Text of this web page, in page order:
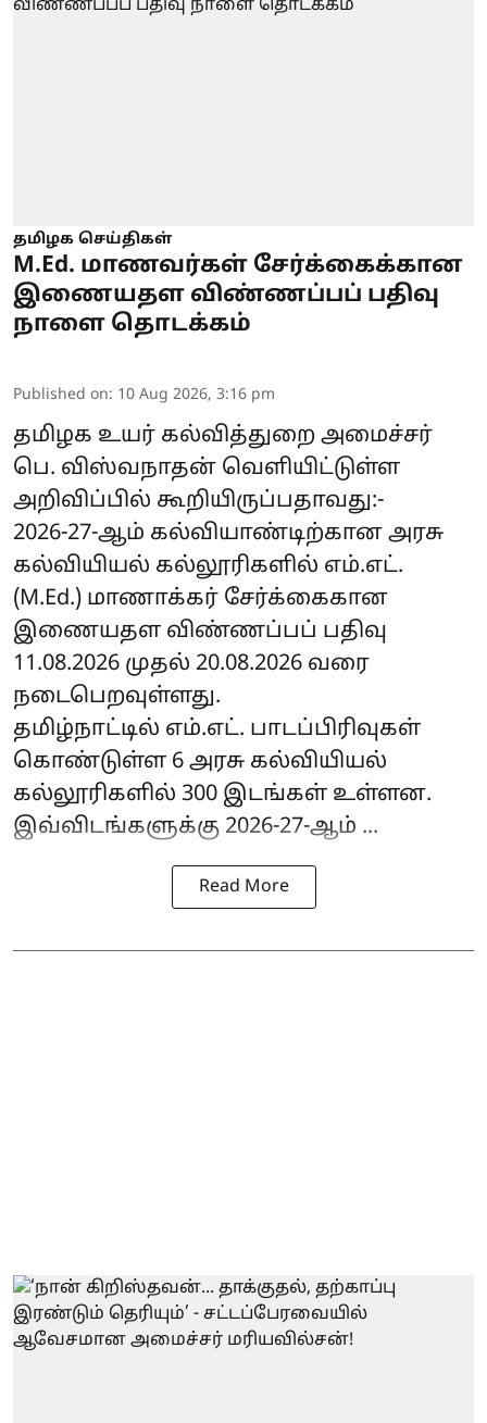
தமிழக செய்திகள்
M.Ed. மாணவர்கள் சேர்க்கைக்கான
இணையதள விண்ணப்பப் பதிவு
நாளை தொடக்கம்
Published on: 10 Aug 2026, 3:16 pm
தமிழக உயர் கல்வித்துறை அமைச்சர்
பெ. விஸ்வநாதன் வெளியிட்டுள்ள
அறிவிப்பில் கூறியிருப்பதாவது:-
2026-27-ஆம் கல்வியாண்டிற்கான அரசு
கல்வியியல் கல்லூரிகளில் எம்.எட்.
(M.Ed.) மாணாக்கர் சேர்க்கைகான
இணையதள விண்ணப்பப் பதிவு
11.08.2026 முதல் 20.08.2026 வரை
நடைபெறவுள்ளது.
தமிழ்நாட்டில் எம்.எட். பாடப்பிரிவுகள்
கொண்டுள்ள 6 அரசு கல்வியியல்
கல்லூரிகளில் 300 இடங்கள் உள்ளன.
இவ்விடங்களுக்கு 2026-27-ஆம் ...
Read More